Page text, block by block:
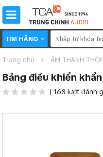
TÌM HÃNG
Trang chủ ÂM THANH
Bảng điều khiển
( 168 lượt đánh